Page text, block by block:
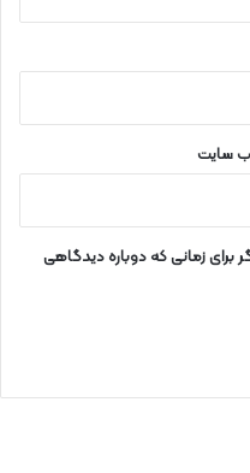
سایت
برای زمانی که دوباره دیدگاهی